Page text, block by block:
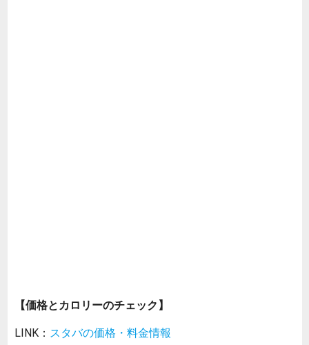
【価格とカロリーのチェック】
LINK： スタバの価格・料金情報